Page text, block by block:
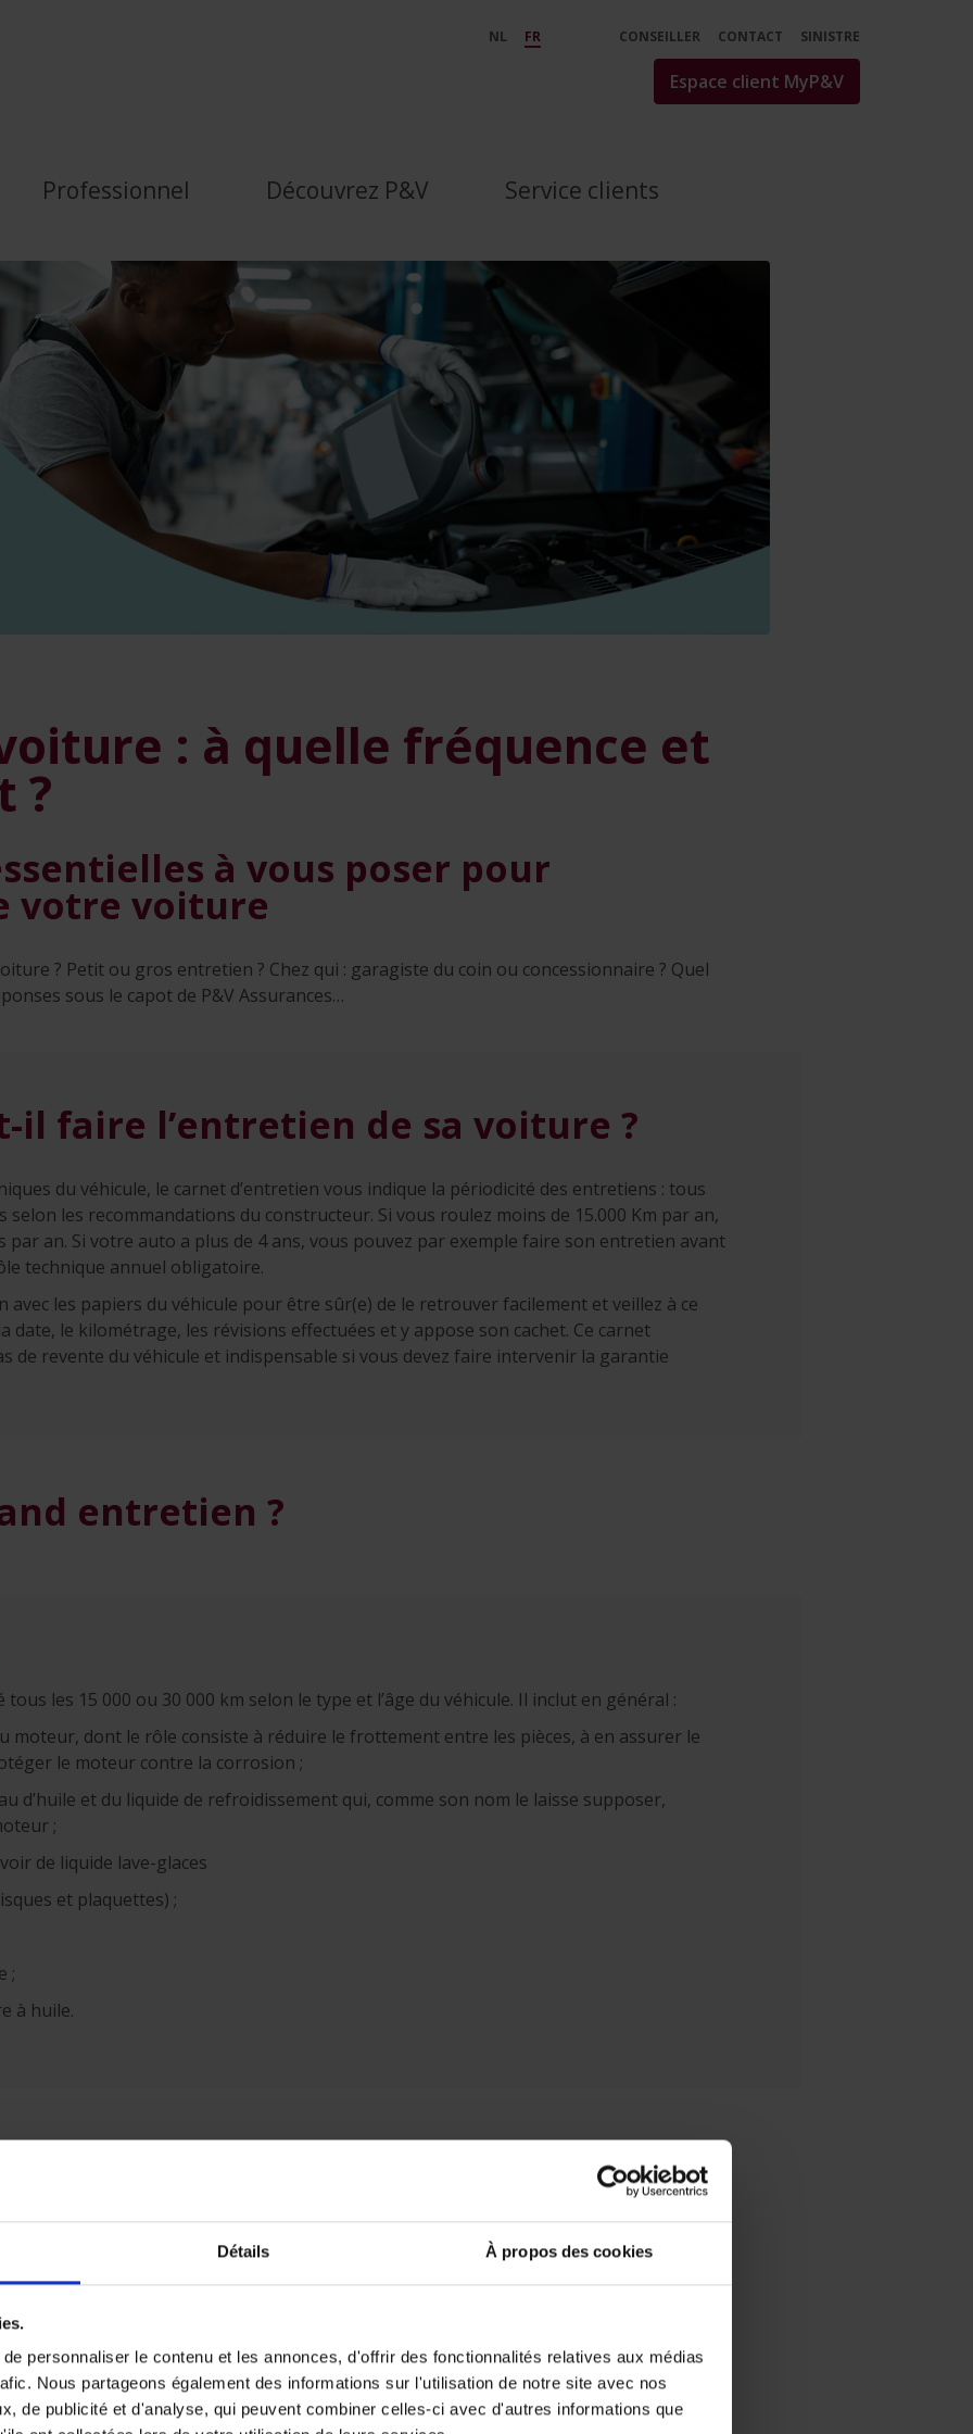
Détails À propos des cookies
personnaliser le contenu et les annonces, d'offrir des fonctionnalités relatives aux médias
Nous partageons également des informations sur l'utilisation de notre site avec nos
de publicité et d'analyse, qui peuvent combiner celles-ci avec d'autres informations que
et à quel coût ? - P&amp;V
NL FR CONSEILLER CONTACT SINISTRE
Espace client MyP&V
Professionnel Découvrez P&V Service clients
: à quelle fréquence et
?
à vous poser pour
votre voiture
? Petit ou gros entretien ? Chez qui : garagiste du coin ou concessionnaire ? Quel
sous le capot de P&V Assurances…
il faire l’entretien de sa voiture ?
du véhicule, le carnet d’entretien vous indique la périodicité des entretiens : tous
selon les recommandations du constructeur. Si vous roulez moins de 15.000 Km par an,
an. Si votre auto a plus de 4 ans, vous pouvez par exemple faire son entretien avant
technique annuel obligatoire.
avec les papiers du véhicule pour être sûr(e) de le retrouver facilement et veillez à ce
date, le kilométrage, les révisions effectuées et y appose son cachet. Ce carnet
de revente du véhicule et indispensable si vous devez faire intervenir la garantie
entretien ?
les 15 000 ou 30 000 km selon le type et l’âge du véhicule. Il inclut en général :
moteur, dont le rôle consiste à réduire le frottement entre les pièces, à en assurer le
le moteur contre la corrosion ;
d’huile et du liquide de refroidissement qui, comme son nom le laisse supposer,
;
de liquide lave-glaces
et plaquettes) ;
;
à huile.
un gros entretien est nécessaire. Aux vérifications du petit entretien viennent
à air
à pollen (filtre servant à préserver un air sain dans l’habitacle).
et des rejets de CO2
et des pneumatiques. Rappelons que ces deux éléments sont essentiels pour
de route et un freinage optimal.